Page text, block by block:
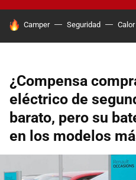
HOY SE HABLA DE
Camper Seguridad Calor
¿Compensa
eléctrico de
barato, pero su
en los modelos